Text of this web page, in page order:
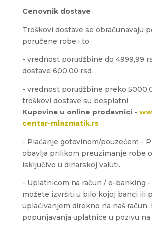
Cenovnik dostave
Troškovi dostave se obračunavaju
poručene robe i to:
- vrednost porudžbine do 4999,99
dostave 600,00 rsd
- vrednost porudžbine preko
troškovi dostave su besplatni
Kupovina u online prodavnici -
centar-mlazmatik.rs
- Plaćanje gotovinom/pouzećem -
obavlja prilikom preuzimanje robe
isključivo u dinarskoj valuti.
- Uplatnicom na račun / e-banking -
možete izvršiti u bilo kojoj banci ili
uplaćivanjem direkno na naš račun.
popunjavanja uplatnice u pozivu na